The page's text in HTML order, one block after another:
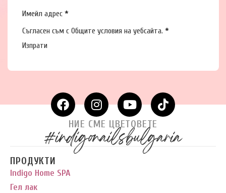
Section
Имейл адрес *
Съгласен съм с Общите условияна уебсайта. *
Изпрати
НИЕ СМЕ ЦВЕТОВЕТЕ
#indigonailsbulgaria
ПРОДУКТИ
Indigo Home SPA
Гел лак